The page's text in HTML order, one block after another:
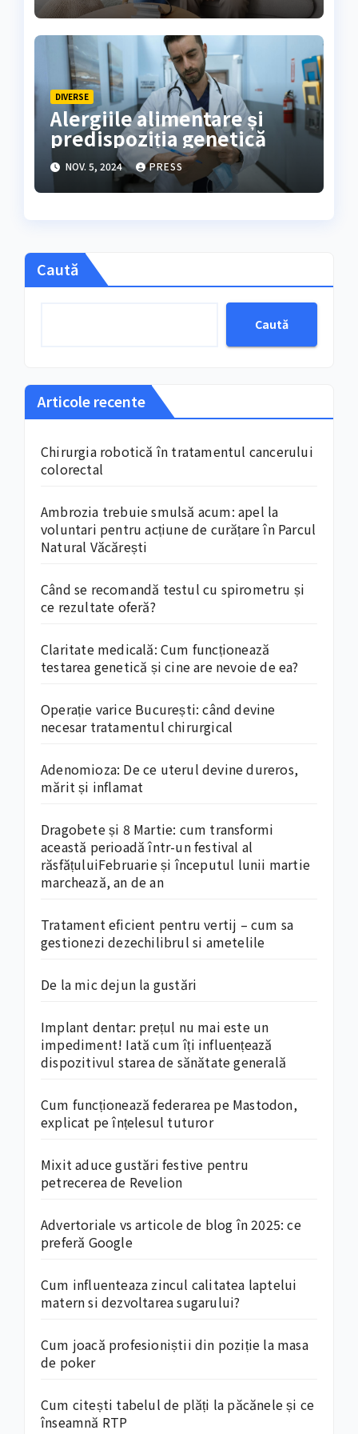
DIVERSE
Alergiile alimentare și
predispoziția genetică
NOV. 5, 2024 PRESS
Caută
Caută
Articole recente
Chirurgia robotică în tratamentul cancerului
colorectal
Ambrozia trebuie smulsă acum: apel la
voluntari pentru acțiune de curățare în Parcul
Natural Văcărești
Când se recomandă testul cu spirometru și
ce rezultate oferă?
Claritate medicală: Cum funcționează
testarea genetică și cine are nevoie de ea?
Operație varice București: când devine
necesar tratamentul chirurgical
Adenomioza: De ce uterul devine dureros,
mărit și inflamat
Dragobete și 8 Martie: cum transformi
această perioadă într-un festival al
răsfățuluiFebruarie și începutul lunii martie
marchează, an de an
Tratament eficient pentru vertij – cum sa
gestionezi dezechilibrul si ametelile
De la mic dejun la gustări
Implant dentar: prețul nu mai este un
impediment! Iată cum îți influențează
dispozitivul starea de sănătate generală
Cum funcționează federarea pe Mastodon,
explicat pe înțelesul tuturor
Mixit aduce gustări festive pentru
petrecerea de Revelion
Advertoriale vs articole de blog în 2025: ce
preferă Google
Cum influenteaza zincul calitatea laptelui
matern si dezvoltarea sugarului?
Cum joacă profesioniștii din poziție la masa
de poker
Cum citești tabelul de plăți la păcănele și ce
înseamnă RTP